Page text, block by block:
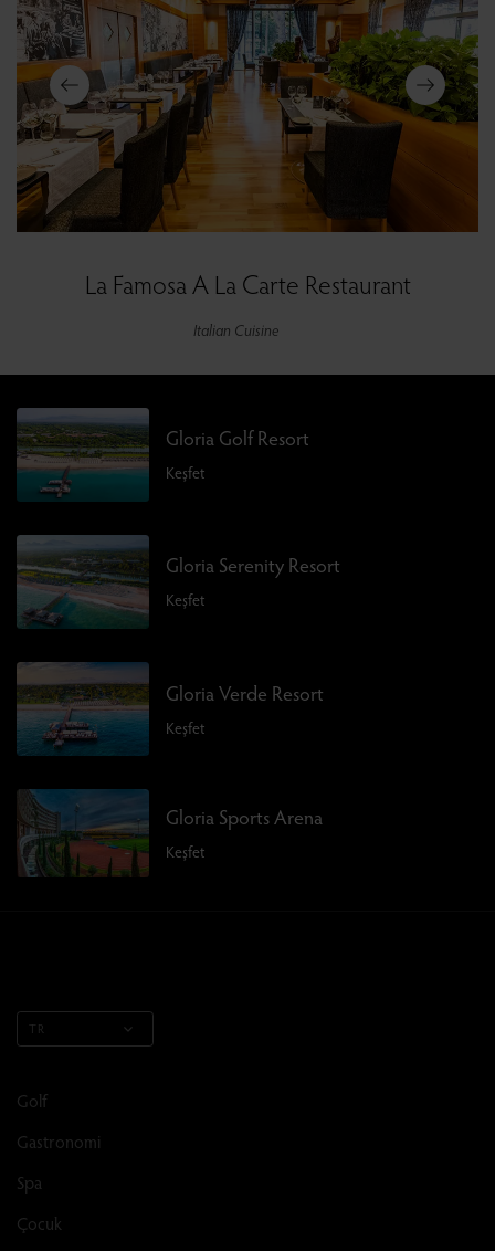
La Famosa A La Carte Restaurant
Italian Cuisine
Gloria Golf Resort
Keşfet
Gloria Serenity Resort
Keşfet
Gloria Verde Resort
Keşfet
Gloria Sports Arena
Keşfet
TR
Golf
Gastronomi
Spa
Çocuk